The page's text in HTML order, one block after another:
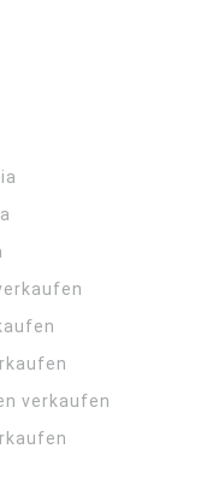
verkaufen